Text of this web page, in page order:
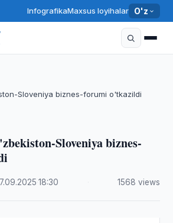
InfografikaMaxsus loyihalar O'z
Sloveniya biznes-forumi o'tkazildi
Sloveniya biznes-
·18:30 1568 views